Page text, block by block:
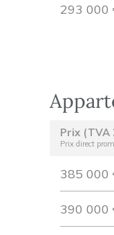
293 000
Prix (TVA
Prix direct
385 000
390 000